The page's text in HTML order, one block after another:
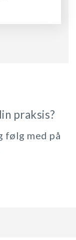
praksis?
følg med på